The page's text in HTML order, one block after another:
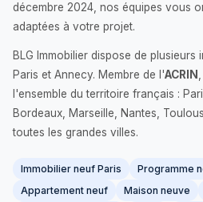
décembre 2024, nos équipes vous
adaptées à votre projet.
BLG Immobilier dispose de plusieurs
Paris et Annecy. Membre de l'ACRIN
l'ensemble du territoire français :
Bordeaux, Marseille, Nantes,
toutes les grandes villes.
Immobilier neuf Paris
Programme
Appartement neuf
Maison neuve